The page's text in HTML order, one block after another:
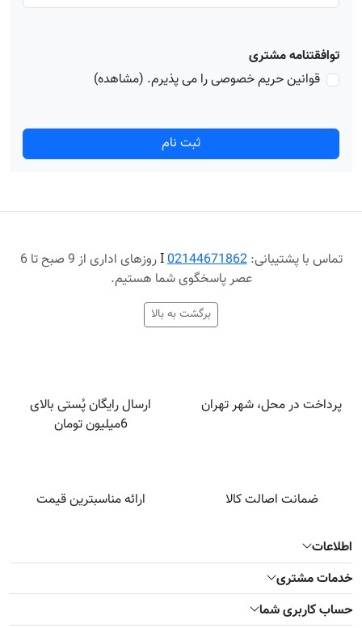
توافقتنامه مشتری
قوانین حریم خصوصی را می پذیرم. (مشاهده)
ثبت نام
تماس با پشتیبانی:02144671862
Ι
روزهای اداری از 9 صبح تا 6
عصر پاسخگوی شما هستیم.
برگشت به بالا
پرداخت در محل، شهر تهران
ارسال رایگان پُستی بالای
6میلیون تومان
ضمانت اصالت کالا ارائه مناسبترین قیمت
اطلاعات
خدمات مشتری
حساب کاربری شما